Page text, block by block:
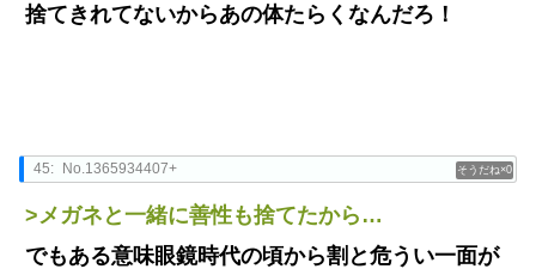
捨てきれてないからあの体たらくなんだろ！
0
45: No.1365934407+
>メガネと一緒に善性も捨てたから…
でもある意味眼鏡時代の頃から割と危うい一面が